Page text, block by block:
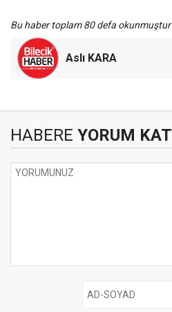
Bu haber toplam 80 defa okunmuştur
Aslı KARA
HABERE YORUM KAT